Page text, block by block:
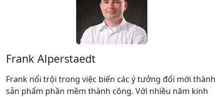
Frank Alperstaedt
Frank nổi trội trong việc biến các ý tưởng đổi mới thành
sản phẩm phần mềm thành công. Với nhiều năm kinh